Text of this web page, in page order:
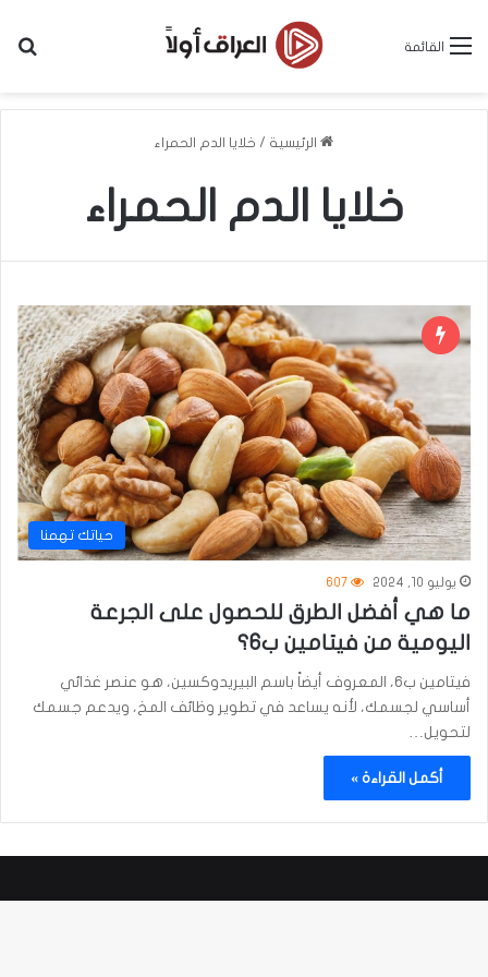
القائمة
الرئيسية / خلايا الدم الحمراء
خلايا الدم الحمراء
حياتك تهمنا
يوليو 10, 2024 607
ما هي أفضل الطرق للحصول على الجرعة
اليومية من فيتامين ب6؟
فيتامين ب6، المعروف أيضاً باسم البيريدوكسين، هو عنصر غذائي
أساسي لجسمك، لأنه يساعد في تطوير وظائف المخ، ويدعم جسمك
لتحويل…
أكمل القراءة »